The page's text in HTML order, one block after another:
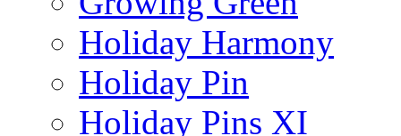
Holiday Harmony
Holiday Pin
Holiday Pins XI